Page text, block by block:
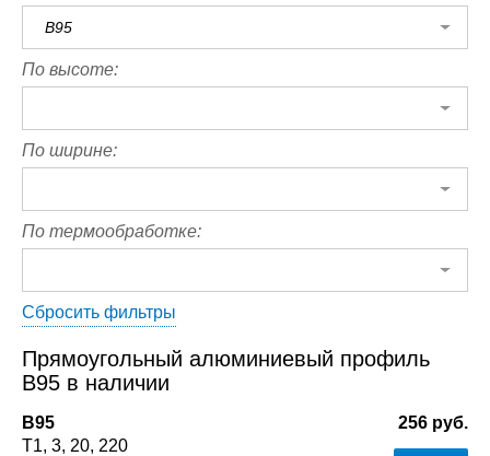
В95
По высоте:
По ширине:
По термообработке:
Сбросить фильтры
Прямоугольный алюминиевый профиль
В95 в наличии
В95
Т1 3 20 220
256 руб.